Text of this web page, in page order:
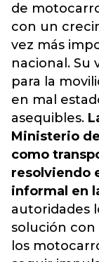
de
con un
vez más
nacional. Su
para la
en mal
asequibles.
Ministerio
como
resolviendo
informal en
autoridades
solución
los